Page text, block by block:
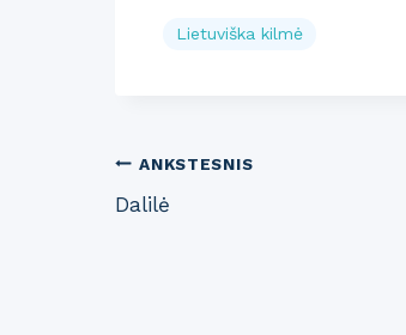
Lietuviška kilmė
Post
navigation
ANKSTESNIS
Dalilė